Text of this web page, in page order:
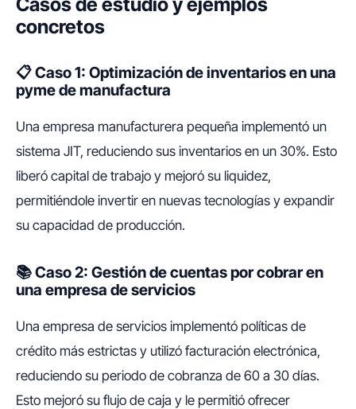
concretos
📋 Caso 1: Optimización de inventarios en una
pyme de manufactura
Una empresa manufacturera pequeña implementó un
sistema JIT, reduciendo sus inventarios en un 30%. Esto
liberó capital de trabajo y mejoró su liquidez,
permitiéndole invertir en nuevas tecnologías y expandir
su capacidad de producción.
📚 Caso 2: Gestión de cuentas por cobrar en
una empresa de servicios
Una empresa de servicios implementó políticas de
crédito más estrictas y utilizó facturación electrónica,
reduciendo su periodo de cobranza de 60 a 30 días.
Esto mejoró su flujo de caja y le permitió ofrecer